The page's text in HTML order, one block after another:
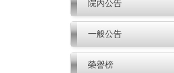
院內公告
一般公告
榮譽榜